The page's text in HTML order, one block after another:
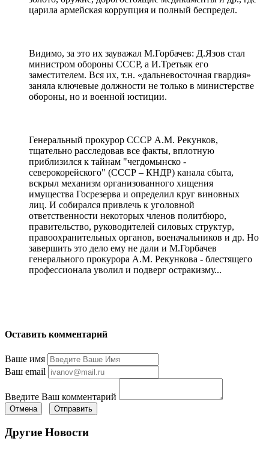
царила армейская коррупция и полный беспредел.
Видимо, за это их зауважал М.Горбачев: Д.Язов стал
министром обороны СССР, а И.Третьяк его
заместителем. Вся их, т.н. «дальневосточная гвардия»
заняла ключевые должности не только в министерстве
обороны, но и военной юстиции.
Генеральный прокурор СССР A.M. Рекунков,
тщательно расследовав все факты, вплотную
приблизился к тайнам "чегдомынско -
северокорейского" (СССР – КНДР) канала сбыта,
вскрыл механизм организованного хищения
имущества Госрезерва и определил круг виновных
лиц. И собирался привлечь к уголовной
ответственности некоторых членов политбюро,
правительство, руководителей силовых структур,
правоохранительных органов, военачальников и др. Но
завершить это дело ему не дали и М.Горбачев
генерального прокурора A.M. Рекункова - блестящего
профессионала уволил и подверг остракизму...
Оставить комментарий
Ваше имя
Ваш email
Введите Ваш комментарий
Отмена Отправить
Другие Новости